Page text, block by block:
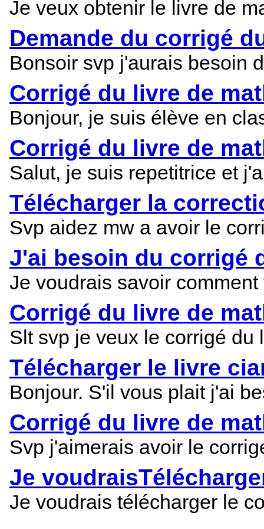
Je veux obtenir le livre de
Demande du corrigé
Bonsoir svp j'aurais besoin
Corrigé du livre de
Bonjour, je suis élève en
Corrigé du livre de
Salut, je suis repetitrice et
Télécharger la
Svp aidez mw a avoir le
J'ai besoin du corrigé
Je voudrais savoir
Corrigé du livre de
Slt svp je veux le corrigé
Télécharger le livre
Bonjour. S'il vous plait j'ai
Corrigé du livre de
Svp j'aimerais avoir le
Je
Je voudrais télécharger le